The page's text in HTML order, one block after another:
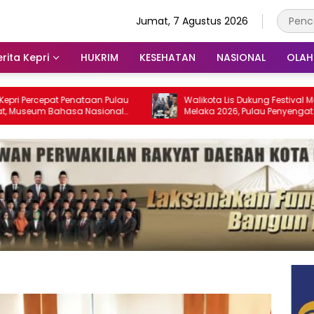
Jumat, 7 Agustus 2026
Kepri HUKRIM KESEHATAN NASIONAL
Penataan Pulau
Nasional
Walikota Lis Dukung Festival Media Selat
Melaka 2026, Pulau Penyengat Disiapkan
Jadi Etalase Budaya Melayu